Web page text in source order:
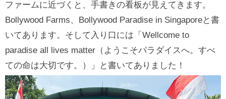
ファームに近づくと、手書きの看板が見えてきます。
Bollywood Farms、Bollywood Paradise in Singaporeと書
いてあります。そして入り口には「Wellcome to
paradise all lives matter（ようこそパラダイスへ。すべ
ての命は大切です。）」と書いてありました！